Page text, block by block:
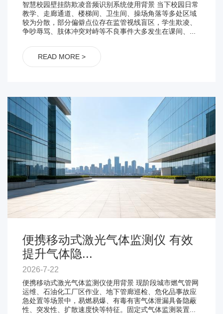
智慧校园壁挂防欺凌音频识别系统使用背景 当下校园日常
教学、走廊通道、楼梯间、卫生间、操场角落等多处区域
较为分散，部分偏僻点位存在监管视线盲区，学生欺凌、
争吵辱骂、肢体冲突对峙等不良事件大多发生在课间、...
READ MORE >
便携移动式激光气体监测仪 有效
提升气体隐...
2026-7-22
便携移动式激光气体监测仪使用背景 现阶段城市燃气管网
运维、石油化工厂区作业、地下管廊巡检、危化品事故应
急处置等场景中，易燃易爆、有毒有害气体泄漏具备隐蔽
性、突发性、扩散速度快等特征。固定式气体监测装置...